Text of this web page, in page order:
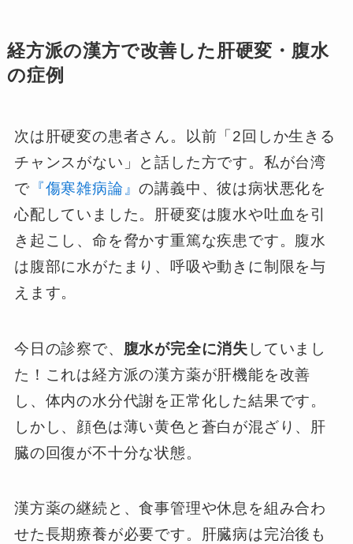
経方派の漢方で改善した肝硬変・腹水
の症例
次は肝硬変の患者さん。以前「2回しか生きる
チャンスがない」と話した方です。私が台湾
で 『傷寒雑病論』の講義中、彼は病状悪化を
心配していました。肝硬変は腹水や吐血を引
き起こし、命を脅かす重篤な疾患です。腹水
は腹部に水がたまり、呼吸や動きに制限を与
えます。
今日の診察で、 腹水が完全に消失 していまし
た！これは経方派の漢方薬が肝機能を改善
し、体内の水分代謝を正常化した結果です。
しかし、顔色は薄い黄色と蒼白が混ざり、肝
臓の回復が不十分な状態。
漢方薬の継続と、食事管理や休息を組み合わ
せた長期療養が必要です。肝臓病は完治後も